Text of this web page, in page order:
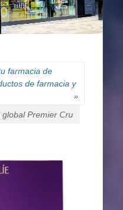
farmacia de
de farmacia y
»
global Premier Cru